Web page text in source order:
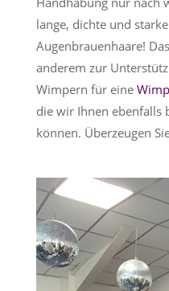
lange, dichte und
Augenbrauenhaare!
anderem zur
Wimpern für eine
die wir Ihnen ebenfalls
können. Überzeugen